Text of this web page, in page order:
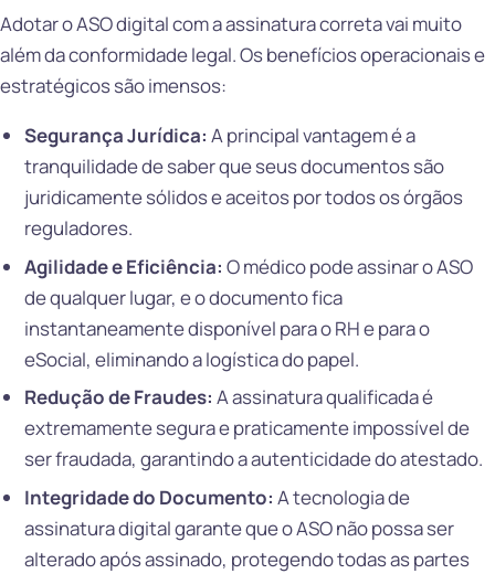
Adotar o ASO digital com a assinatura correta vai muito
além da conformidade legal. Os benefícios operacionais e
estratégicos são imensos:
Segurança Jurídica: A principal vantagem é a
tranquilidade de saber que seus documentos são
juridicamente sólidos e aceitos por todos os órgãos
reguladores.
Agilidade e Eficiência: O médico pode assinar o ASO
de qualquer lugar, e o documento fica
instantaneamente disponível para o RH e para o
eSocial, eliminando a logística do papel.
Redução de Fraudes: A assinatura qualificada é
extremamente segura e praticamente impossível de
ser fraudada, garantindo a autenticidade do atestado.
Integridade do Documento: A tecnologia de
assinatura digital garante que o ASO não possa ser
alterado após assinado, protegendo todas as partes